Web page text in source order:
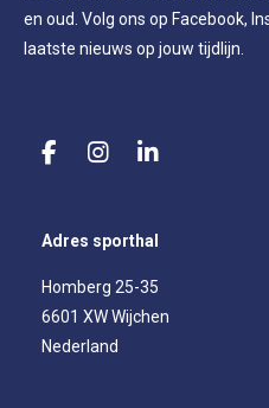
en oud. Volg ons op Facebook,
laatste nieuws op jouw tijdlijn.
F
e
b
o
k
I
a
r
a
m
L
k
e
I
n
Adres sporthal
Homberg 25-35
6601 XW Wijchen
Nederland